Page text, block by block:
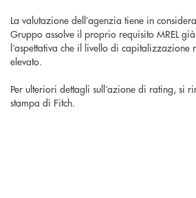
La valutazione dell’agenzia tiene in
Gruppo assolve il proprio requisito MREL
l’aspettativa che il livello di capitalizzazione
elevato.
Per ulteriori dettagli sull’azione di rating, si
stampa di Fitch.